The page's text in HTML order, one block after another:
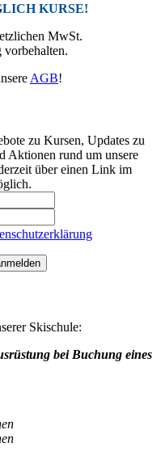
KURSE!
MwSt.
AGB!
zu Kursen, Updates zu
Aktionen rund um unsere
über einen Link im
Skischule:
bei Buchung eines